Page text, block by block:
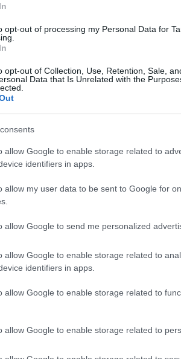
opt-out of processing my Personal Data for
opt-out of Collection, Use, Retention, Sale,
Data that Is Unrelated with the
allow Google to enable storage related to
identifiers in apps.
allow my user data to be sent to Google for
allow Google to send me personalized
allow Google to enable storage related to
identifiers in apps.
allow Google to enable storage related to
allow Google to enable storage related to
Αγγλικών σε μόνο 2
η πιο Εύκολη
proson.gr στα αποτελέσματα
Ειδήσεις